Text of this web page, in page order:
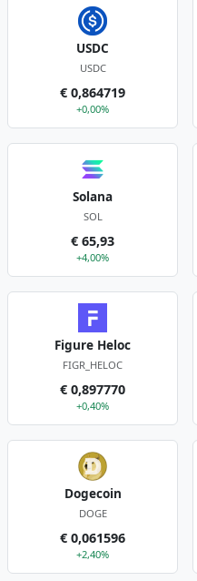
USDC
USDC
€ 0,864719
+0,00%
Solana
SOL
€ 65,93
+4,00%
Figure Heloc
FIGR_HELOC
€ 0,897770
+0,40%
Dogecoin
DOGE
€ 0,061596
+2,40%